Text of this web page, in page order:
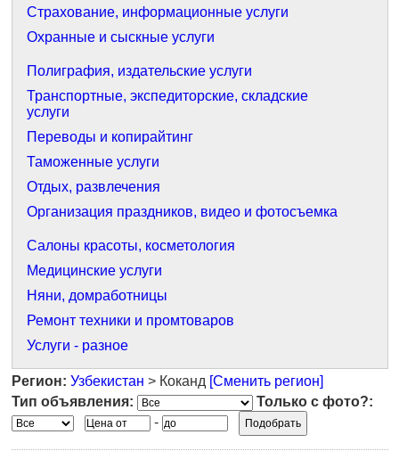
Страхование, информационные услуги
Охранные и сыскные услуги
Полиграфия, издательские услуги
Транспортные, экспедиторские, складские
услуги
Переводы и копирайтинг
Таможенные услуги
Отдых, развлечения
Организация праздников, видео и фотосъемка
Салоны красоты, косметология
Медицинские услуги
Няни, домработницы
Ремонт техники и промтоваров
Услуги - разное
Регион: Узбекистан > Коканд [Сменить регион]
Тип объявления:
Только с фото?:
-